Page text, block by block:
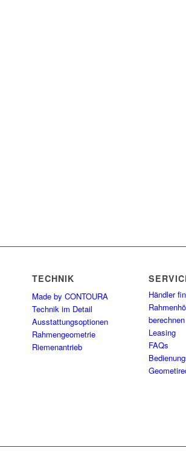
TECHNIK
Made by CONTOURA
Technik im Detail
Ausstattungsoptionen
Rahmengeometrie
Riemenantrieb
Händler
berechnen
Leasing
FAQs